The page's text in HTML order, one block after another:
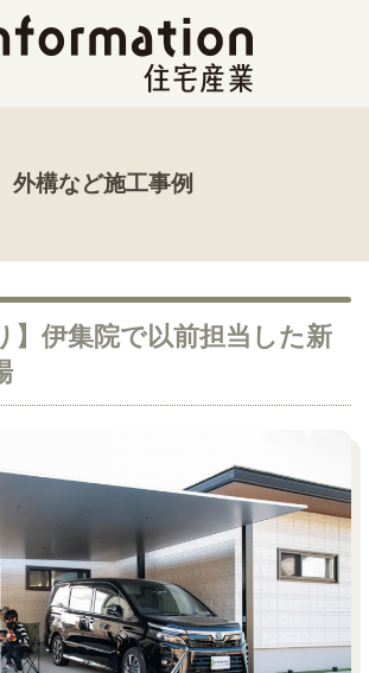
外構など施工事例
】伊集院で以前担当した新